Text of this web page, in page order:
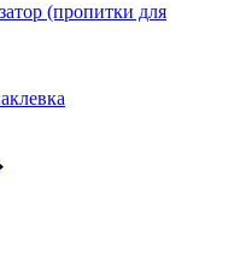
(пропитки для